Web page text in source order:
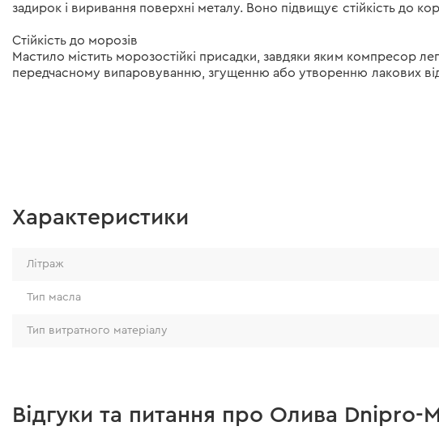
задирок і виривання поверхні металу. Воно підвищує стійкість до
Стійкість до морозів
Мастило містить морозостійкі присадки, завдяки яким компресор
передчасному випаровуванню, згущенню або утворенню лакових
Характеристики
Літраж
Тип масла
Тип витратного матеріалу
Відгуки та питання про Олива Dnipro-